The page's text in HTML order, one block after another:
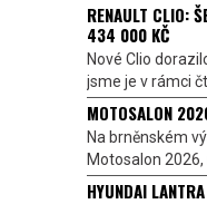
RENAULT CLIO:
434 000 KČ
Nové Clio
jsme je v rámci
MOTOSALON
Na brněnském
Motosalon
HYUNDAI